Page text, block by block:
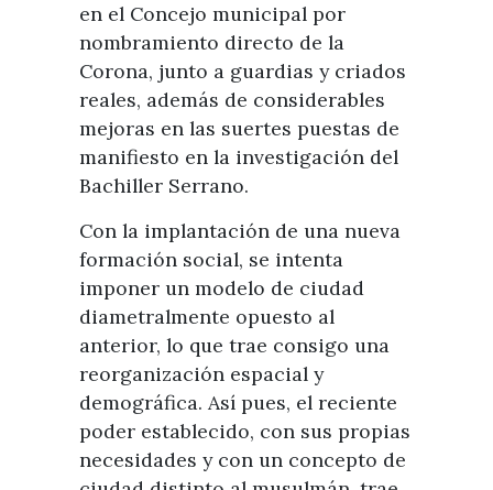
en el Concejo municipal por
nombramiento directo de la
Corona, junto a guardias y criados
reales, además de considerables
mejoras en las suertes puestas de
manifiesto en la investigación del
Bachiller Serrano.
Con la implantación de una nueva
formación social, se intenta
imponer un modelo de ciudad
diametralmente opuesto al
anterior, lo que trae consigo una
reorganización espacial y
demográfica. Así pues, el reciente
poder establecido, con sus propias
necesidades y con un concepto de